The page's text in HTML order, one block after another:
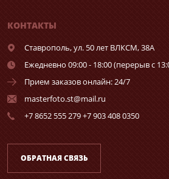
КОНТАКТЫ
Ставрополь,ул. 50 лет ВЛКСМ, 38А
Ежедневно 09:00 - 18:00 (перерыв с
Прием заказов онлайн: 24/7
masterfoto.st@mail.ru
+7 8652 555 279 +7 903 408 0350
ОБРАТНАЯ СВЯЗЬ